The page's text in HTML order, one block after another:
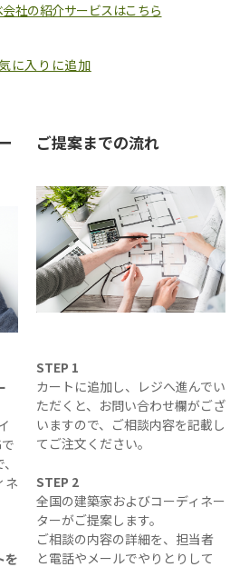
社の紹介サービスはこちら
に入りに追加
ネ
を
ご提案までの流れ
STEP 1
カートに追加し、レジへ進んでい
ただくと、お問い合わせ欄がござ
いますので、ご相談内容を記載し
てご注文ください。
STEP 2
全国の建築家およびコーディネー
ターがご提案します。
ご相談の内容の詳細を、担当者
と電話やメールでやりとりして